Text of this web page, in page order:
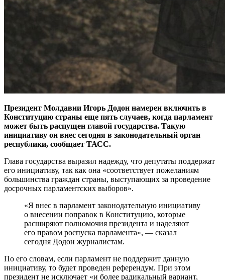
Президент Молдавии Игорь Додон намерен включить в
Конституцию страны еще пять случаев, когда парламент
может быть распущен главой государства. Такую
инициативу он внес сегодня в законодательный орган
республики, сообщает ТАСС.
Глава государства выразил надежду, что депутаты поддержат
его инициативу, так как она «соответствует пожеланиям
большинства граждан страны, выступающих за проведение
досрочных парламентских выборов».
«Я внес в парламент законодательную инициативу
о внесении поправок в Конституцию, которые
расширяют полномочия президента и наделяют
его правом роспуска парламента», — сказал
сегодня Додон журналистам.
По его словам, если парламент не поддержит данную
инициативу, то будет проведен референдум. При этом
президент не исключает «и более радикальный вариант,